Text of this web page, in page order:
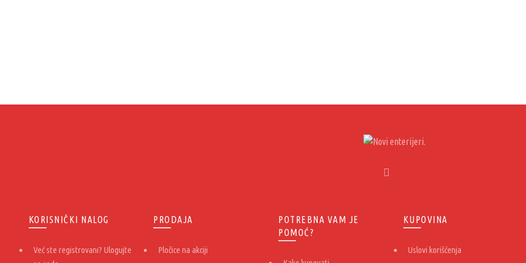
KORISNIČKI NALOG
Već ste registrovani? Ulogujte
PRODAJA
Pločice na akciji
POTREBNA VAM JE
POMOĆ?
KUPOVINA
Uslovi korišćenja